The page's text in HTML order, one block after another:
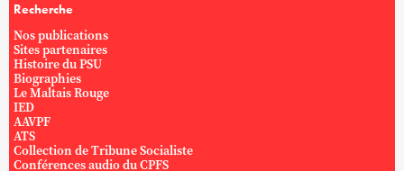
Recherche
Nos publications
Sites partenaires
Histoire du PSU
Biographies
Le Maltais Rouge
IED
AAVPF
ATS
Collection de Tribune Socialiste
Conférences audio du CPFS